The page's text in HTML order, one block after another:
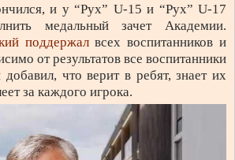
и у “Рух” U-15 и “Рух” U-17
медальный зачет Академии.
поддержалвсех воспитанников и
от результатов все воспитанники
что верит в ребят, знает их
за каждого игрока.